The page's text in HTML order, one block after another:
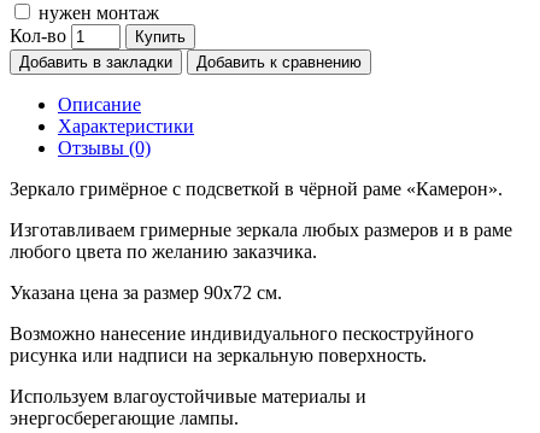
нужен монтаж
Кол-во
Купить
Добавить в закладки
Добавить к сравнению
Описание
Характеристики
Отзывы (0)
Зеркало гримёрное с подсветкой в чёрной раме «Камерон».
Изготавливаем гримерные зеркала любых размеров и в раме
любого цвета по желанию заказчика.
Указана цена за размер 90х72 см.
Возможно нанесение индивидуального пескоструйного
рисунка или надписи на зеркальную поверхность.
Используем влагоустойчивые материалы и
энергосберегающие лампы.